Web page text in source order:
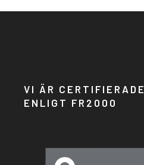
VI ÄR CERTIFIERADE
ENLIGT FR2000